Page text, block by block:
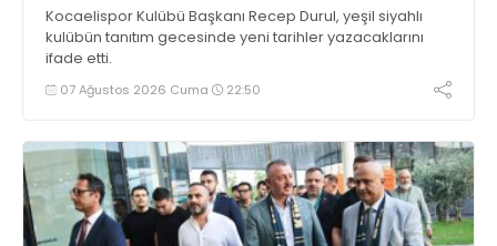
Kocaelispor Kulübü Başkanı Recep Durul, yeşil siyahlı
kulübün tanıtım gecesinde yeni tarihler yazacaklarını
ifade etti.
07 Ağustos 2026 Cuma 22:50